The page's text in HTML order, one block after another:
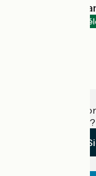
Hôtel -
Accueil
Une
établissement ?